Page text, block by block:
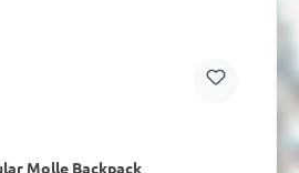
Molle Backpack